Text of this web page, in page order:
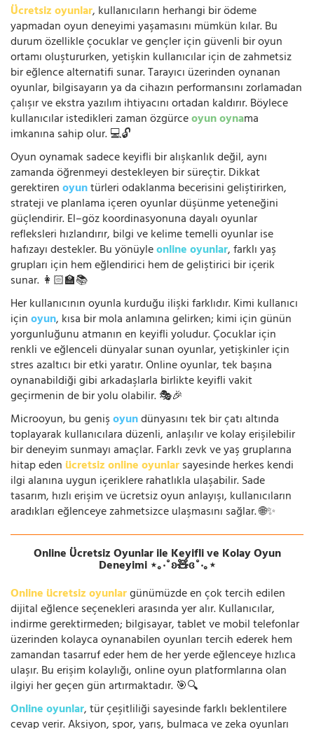
Ücretsiz oyunlar, kullanıcıların herhangi bir ödeme
yapmadan oyun deneyimi yaşamasını mümkün kılar. Bu
durum özellikle çocuklar ve gençler için güvenli bir oyun
ortamı oluştururken, yetişkin kullanıcılar için de zahmetsiz
bir eğlence alternatifi sunar. Tarayıcı üzerinden oynanan
oyunlar, bilgisayarın ya da cihazın performansını zorlamadan
çalışır ve ekstra yazılım ihtiyacını ortadan kaldırır. Böylece
kullanıcılar istedikleri zaman özgürceoyun oynama
imkanına sahip olur. 💻🔓
Oyun oynamak sadece keyifli bir alışkanlık değil, aynı
zamanda öğrenmeyi destekleyen bir süreçtir. Dikkat
gerektirenoyuntürleri odaklanma becerisini geliştirirken,
strateji ve planlama içeren oyunlar düşünme yeteneğini
güçlendirir. El–göz koordinasyonuna dayalı oyunlar
refleksleri hızlandırır, bilgi ve kelime temelli oyunlar ise
hafızayı destekler. Bu yönüyleonline oyunlar, farklı yaş
grupları için hem eğlendirici hem de geliştirici bir içerik
sunar. 👩🏻‍🏫📚
Her kullanıcının oyunla kurduğu ilişki farklıdır. Kimi kullanıcı
içinoyun, kısa bir mola anlamına gelirken; kimi için günün
yorgunluğunu atmanın en keyifli yoludur. Çocuklar için
renkli ve eğlenceli dünyalar sunan oyunlar, yetişkinler için
stres azaltıcı bir etki yaratır. Online oyunlar, tek başına
oynanabildiği gibi arkadaşlarla birlikte keyifli vakit
geçirmenin de bir yolu olabilir. 🎭🎉
Microoyun, bu genişoyundünyasını tek bir çatı altında
toplayarak kullanıcılara düzenli, anlaşılır ve kolay erişilebilir
bir deneyim sunmayı amaçlar. Farklı zevk ve yaş gruplarına
hitap eden ücretsiz online oyunlarsayesinde herkes kendi
ilgi alanına uygun içeriklere rahatlıkla ulaşabilir. Sade
tasarım, hızlı erişim ve ücretsiz oyun anlayışı, kullanıcıların
aradıkları eğlenceye zahmetsizce ulaşmasını sağlar. 🌐✨
Online Ücretsiz Oyunlar ile Keyifli ve Kolay Oyun
Deneyimi ⋆｡‧˚ʚ🧸ɞ˚‧｡⋆
Online ücretsiz oyunlargünümüzde en çok tercih edilen
dijital eğlence seçenekleri arasında yer alır. Kullanıcılar,
indirme gerektirmeden; bilgisayar, tablet ve mobil telefonlar
üzerinden kolayca oynanabilen oyunları tercih ederek hem
zamandan tasarruf eder hem de her yerde eğlenceye hızlıca
ulaşır. Bu erişim kolaylığı, online oyun platformlarına olan
ilgiyi her geçen gün artırmaktadır. 🎯🔍
Online oyunlar, tür çeşitliliği sayesinde farklı beklentilere